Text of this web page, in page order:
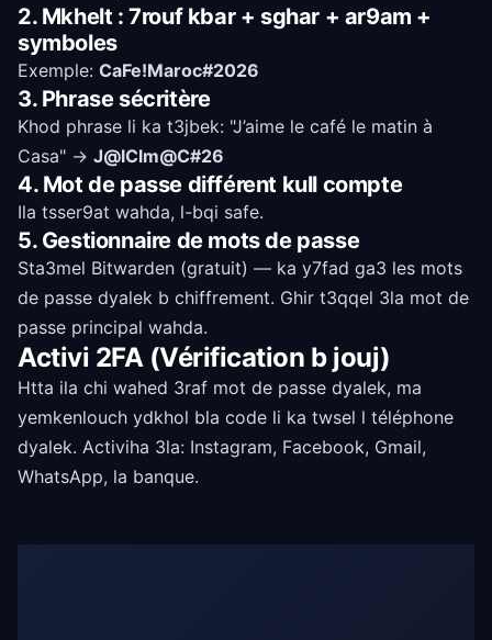
2. Mkhelt : 7rouf kbar + sghar + ar9am +
symboles
Exemple: CaFe!Maroc#2026
3. Phrase sécritère
Khod phrase li ka t3jbek: "J’aime le café le matin à
Casa" → J@lClm@C#26
4. Mot de passe différent kull compte
Ila tsser9at wahda, l-bqi safe.
5. Gestionnaire de mots de passe
Sta3mel Bitwarden (gratuit) — ka y7fad ga3 les mots
de passe dyalek b chiffrement. Ghir t3qqel 3la mot de
passe principal wahda.
Activi 2FA (Vérification b jouj)
Htta ila chi wahed 3raf mot de passe dyalek, ma
yemkenlouch ydkhol bla code li ka twsel l téléphone
dyalek. Activiha 3la: Instagram, Facebook, Gmail,
WhatsApp, la banque.